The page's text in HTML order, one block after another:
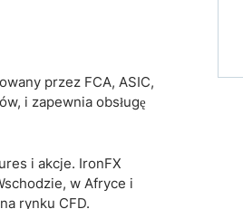
przez FCA, ASIC,
i zapewnia obsługę
i akcje. IronFX
w Afryce i
rynku CFD.